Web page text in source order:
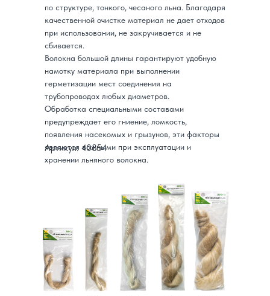
по структуре, тонкого, чесаного льна. Благодаря
качественной очистке материал не дает отходов
при использовании, не закручивается и не
сбивается.
Волокна большой длины гарантируют удобную
намотку материала при выполнении
герметизации мест соединения на
трубопроводах любых диаметров.
Обработка специальными составами
предупреждает его гниение, ломкость,
появления насекомых и грызунов, эти факторы
являются важными при эксплуатации и
хранении льняного волокна.
Артикул: 40854